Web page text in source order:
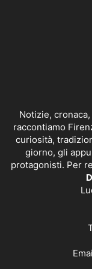
Notizie,
raccontiamo
curiosità,
giorno, gli
protagonisti. Per